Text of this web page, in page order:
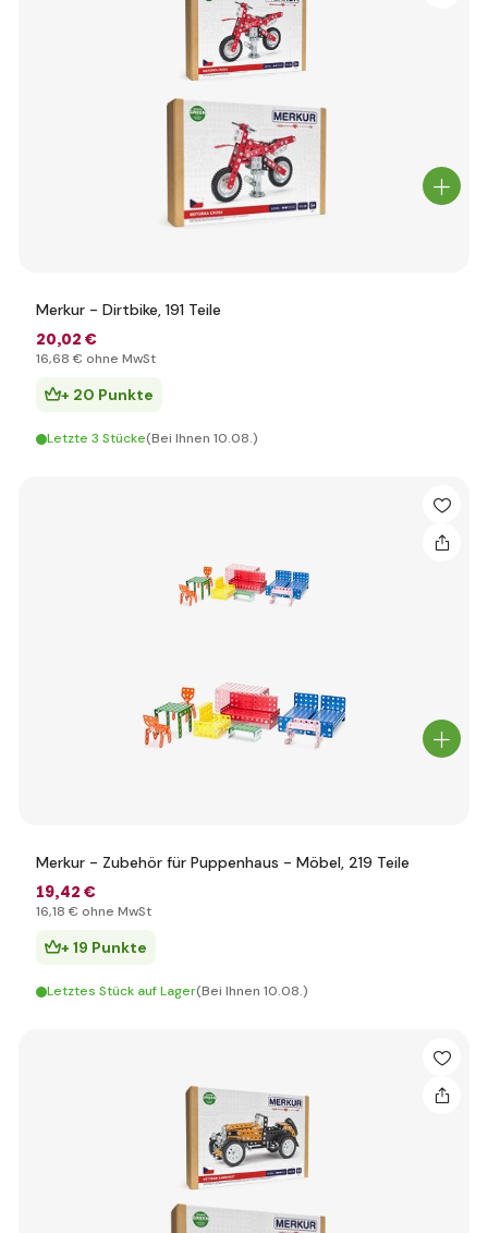
Merkur - Dirtbike, 191 Teile
20,02 €
16,68 € ohne MwSt
+ 20 Punkte
Letzte 3 Stücke(Bei Ihnen 10.08.)
Merkur - Zubehör für Puppenhaus - Möbel, 219 Teile
19,42 €
16,18 € ohne MwSt
+ 19 Punkte
Letztes Stück auf Lager(Bei Ihnen 10.08.)